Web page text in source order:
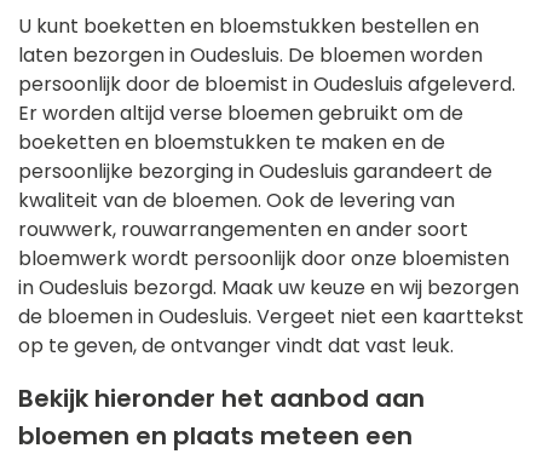
U kunt boeketten en bloemstukken bestellen en
laten bezorgen in Oudesluis. De bloemen worden
persoonlijk door de bloemist in Oudesluis afgeleverd.
Er worden altijd verse bloemen gebruikt om de
boeketten en bloemstukken te maken en de
persoonlijke bezorging in Oudesluis garandeert de
kwaliteit van de bloemen. Ook de levering van
rouwwerk, rouwarrangementen en ander soort
bloemwerk wordt persoonlijk door onze bloemisten
in Oudesluis bezorgd. Maak uw keuze en wij bezorgen
de bloemen in Oudesluis. Vergeet niet een kaarttekst
op te geven, de ontvanger vindt dat vast leuk.
Bekijk hieronder het aanbod aan
bloemen en plaats meteen een